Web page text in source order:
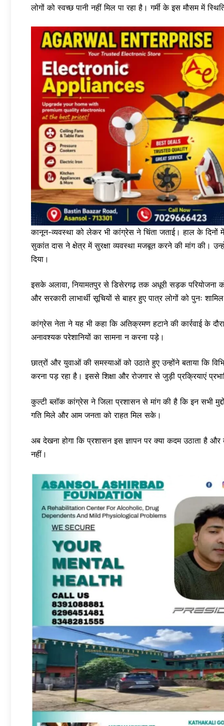
लोगों को स्वच्छ पानी नहीं मिल पा रहा है। गर्मी के इस मौसम में
कानून-व्यवस्था को लेकर भी कांग्रेस ने चिंता जताई। हाल के
सुकांत दास ने क्षेत्र में सुरक्षा व्यवस्था मजबूत करने की मांग की।
दिया।
इसके अलावा, नियामतपुर से डिसेरगढ़ तक अधूरी सड़क परियोजना
और सरकारी लाभार्थी सूचियों से बाहर हुए पात्र लोगों को पुनः
कांग्रेस नेता ने यह भी कहा कि अतिक्रमण हटाने की कार्रवाई के
अनावश्यक परेशानियों का सामना न करना पड़े।
छात्रों और युवाओं की समस्याओं को उठाते हुए उन्होंने बताया कि
करना पड़ रहा है। इससे शिक्षा और रोजगार से जुड़ी प्रक्रियाएं
कुल्टी ब्लॉक कांग्रेस ने जिला प्रशासन से मांग की है कि इन सभी
गति मिले और आम जनता को राहत मिल सके।
अब देखना होगा कि प्रशासन इस ज्ञापन पर क्या कदम उठाता है
नहीं।